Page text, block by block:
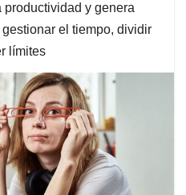
productividad y genera
el tiempo, dividir
límites